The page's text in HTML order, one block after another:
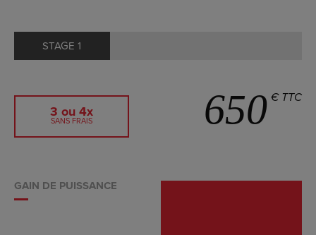
STAGE 1
3 ou 4x
SANS FRAIS 650 € TTC
GAIN DE PUISSANCE